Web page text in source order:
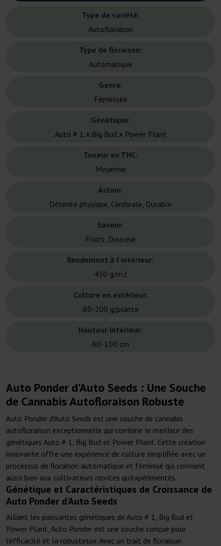
Type de variété:
Autofloraison
Type de floraison:
Automatique
Genre:
Féminisée
Génétique:
Auto # 1 x Big Bud x Power Plant
Teneur en THC:
Moyenne
Action:
Détente physique, Cérébrale, Durable
Saveur:
Fruits, Douceur
Rendement à l'intérieur:
450 g/m2
Culture en extérieur:
80-200 g/plante
Hauteur Intérieur:
60-100 cm
Auto Ponder d'Auto Seeds : Une Souche
de Cannabis Autofloraison Robuste
Auto Ponder d'Auto Seeds est une souche de cannabis
autofloraison exceptionnelle qui combine le meilleur des
génétiques Auto # 1, Big Bud et Power Plant. Cette création
innovante offre une expérience de culture simplifiée avec un
processus de floraison automatique et féminisé qui convient
aussi bien aux cultivateurs novices qu'expérimentés.
Génétique et Caractéristiques de Croissance de
Auto Ponder d'Auto Seeds
Alliant les puissantes génétiques de Auto # 1, Big Bud et
Power Plant, Auto Ponder est une souche conçue pour
l'efficacité et la robustesse. Avec un trait de floraison